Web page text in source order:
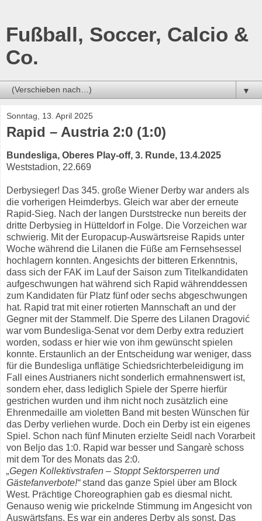
Fußball, Soccer, Calcio &
Co.
▼
Sonntag, 13. April 2025
Rapid – Austria 2:0 (1:0)
Bundesliga, Oberes Play-off, 3. Runde, 13.4.2025
Weststadion, 22.669
Derbysieger! Das 345. große Wiener Derby war anders als
die vorherigen Heimderbys. Gleich war aber der erneute
Rapid-Sieg. Nach der langen Durststrecke nun bereits der
dritte Derbysieg in Hütteldorf in Folge. Die Vorzeichen war
schwierig. Mit der Europacup-Auswärtsreise Rapids unter
Woche während die Lilanen die Füße am Fernsehsessel
hochlagern konnten. Angesichts der bitteren Erkenntnis,
dass sich der FAK im Lauf der Saison zum Titelkandidaten
aufgeschwungen hat während sich Rapid währenddessen
zum Kandidaten für Platz fünf oder sechs abgeschwungen
hat. Rapid trat mit einer rotierten Mannschaft an und der
Gegner mit der Stammelf. Die Sperre des Lilanen Dragović
war vom Bundesliga-Senat vor dem Derby extra reduziert
worden, sodass er hier wie von ihm gewünscht spielen
konnte. Erstaunlich an der Entscheidung war weniger, dass
für die Bundesliga unflätige Schiedsrichterbeleidigung im
Fall eines Austrianers nicht sonderlich ermahnenswert ist,
sondern eher, dass lediglich Spiele der Sperre hierfür
gestrichen wurden und ihm nicht noch zusätzlich eine
Ehrenmedaille am violetten Band mit besten Wünschen für
das Derby verliehen wurde. Doch ein Derby ist ein eigenes
Spiel. Schon nach fünf Minuten erzielte Seidl nach Vorarbeit
von Beljo das 1:0. Rapid war besser und Sangarè schoss
mit dem Tor des Monats das 2:0.
„Gegen Kollektivstrafen – Stoppt Sektorsperren und
Gästefanverbote!“stand das ganze Spiel über am Block
West. Prächtige Choreographien gab es diesmal nicht.
Genauso wenig wie prickelnde Stimmung im Angesicht von
Auswärtsfans. Es war ein anderes Derby als sonst. Das